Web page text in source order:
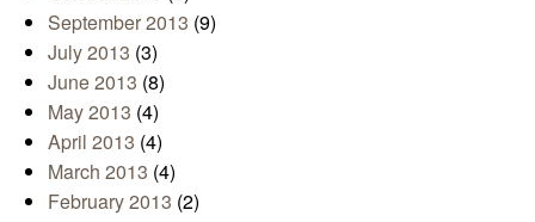
September 2013 (9)
July 2013 (3)
June 2013 (8)
May 2013 (4)
April 2013 (4)
March 2013 (4)
February 2013 (2)